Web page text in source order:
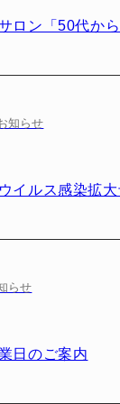
ロン「50代か
知らせ
イルス感染拡
らせ
日のご案内